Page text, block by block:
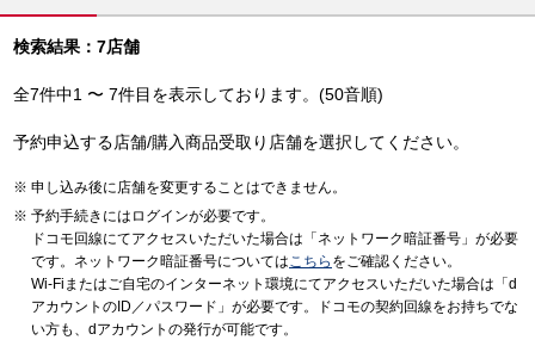
検索結果：7店舗
全7件中1 〜 7件目を表示しております。(50音順)
予約申込する店舗/購入商品受取り店舗を選択してください。
申し込み後に店舗を変更することはできません。
予約手続きにはログインが必要です。
ドコモ回線にてアクセスいただいた場合は「ネットワーク暗証番号」が必要
です。ネットワーク暗証番号についてはこちら をご確認ください。
Wi-Fiまたはご自宅のインターネット環境にてアクセスいただいた場合は「d
アカウントのID／パスワード」が必要です。ドコモの契約回線をお持ちでな
い方も、dアカウントの発行が可能です。